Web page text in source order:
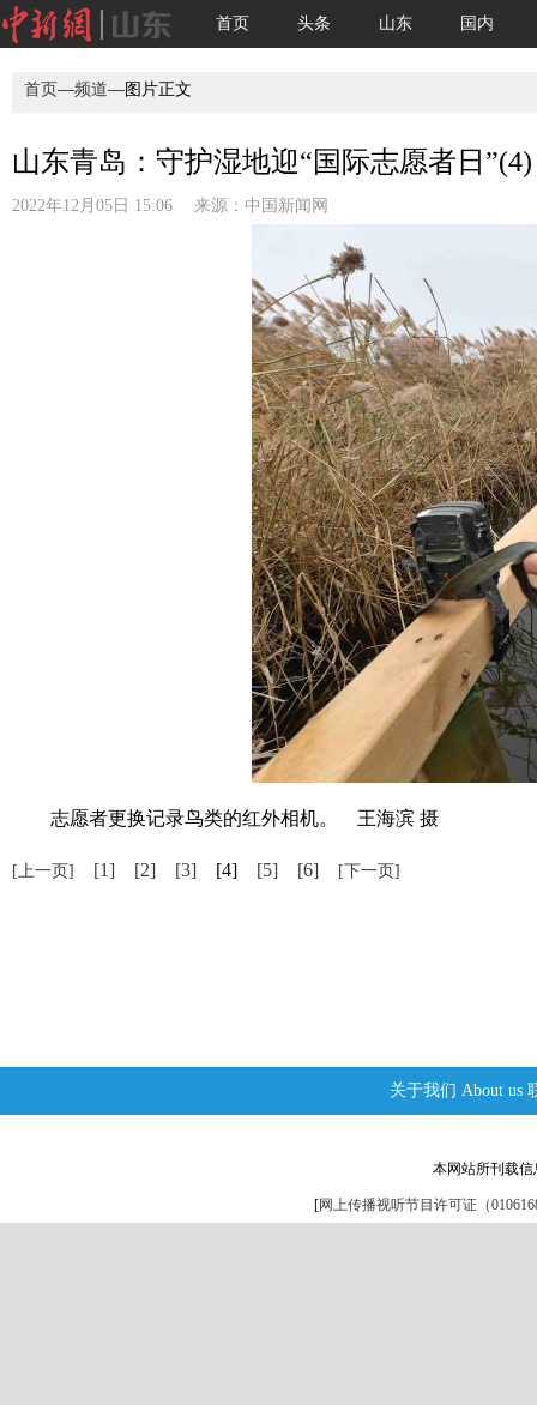
首页 头条 山东 国内
首页—频道—图片正文
山东青岛：守护湿地迎“国际志愿者日”(4)
2022年12月05日 15:06 来源： 中国新闻网
志愿者更换记录鸟类的红外相机。 王海滨 摄
[上一页] [1] [2] [3] [4] [5] [6] [下一页]
关于我们 About us
本网站所刊载
[网上传播视听节目许可证（